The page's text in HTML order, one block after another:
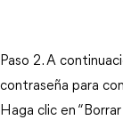
Paso 2. A
contraseña para
Haga clic en